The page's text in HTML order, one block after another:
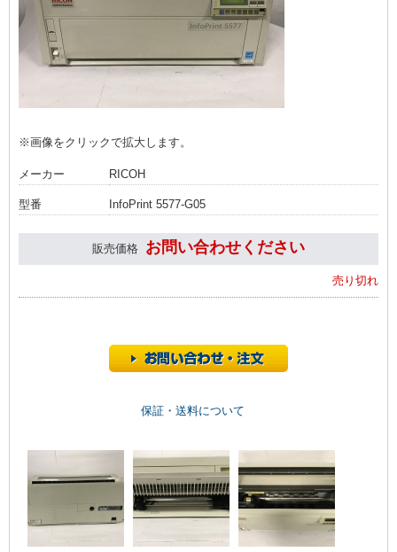
※画像をクリックで拡大します。
メーカー RICOH
型番 InfoPrint 5577-G05
販売価格 お問い合わせください
売り切れ
保証・送料について